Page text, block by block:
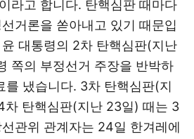
라고 합니다. 탄핵심판 때마다
거론을 쏟아내고 있기 때문입
대통령의 2차 탄핵심판(지난
쪽의 부정선거 주장을 반박하
를 냈습니다. 3차 탄핵심판(지
차 탄핵심판(지난 23일) 때는 3
관위 관계자는 24일 한겨레에